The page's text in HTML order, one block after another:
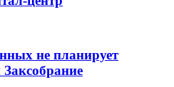
не планирует